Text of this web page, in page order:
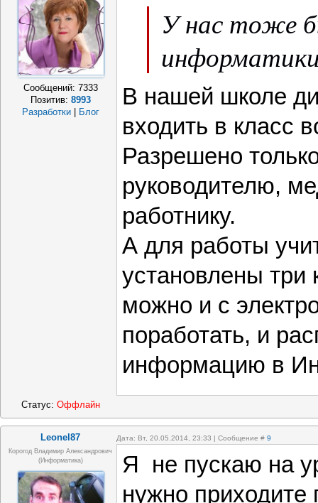
Сообщений: 7333
Позитив: 8993
Разработки
Блог
У нас тоже
В нашей школе
входить в класс
Разрешено
руководителю,
работнику.
А для работы
установлены три
можно и с
поработать, и
информацию в
Статус: Оффлайн
Leonel87 Дата: Вт, 20.05.2014, 23:33 | Сообщение # 9
Корогод Владимир Александрович
(Информатика)
Я не пускаю на
нужно приходите